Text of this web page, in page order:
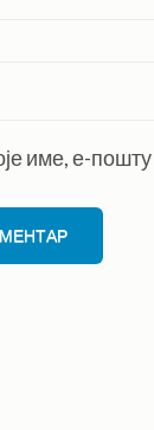
име, е-